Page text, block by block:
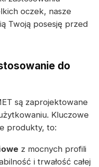
oczek, nasze
Twoją posesję przed
do
są zaprojektowane
Kluczowe
produkty, to:
z mocnych profili
i trwałość całej